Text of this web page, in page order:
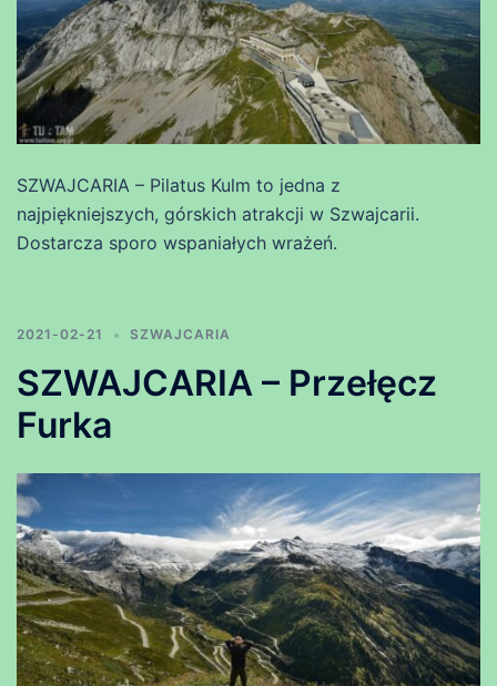
SZWAJCARIA – Pilatus Kulm to jedna z
najpiękniejszych, górskich atrakcji w Szwajcarii.
Dostarcza sporo wspaniałych wrażeń.
2021-02-21 SZWAJCARIA
SZWAJCARIA – Przełęcz
Furka